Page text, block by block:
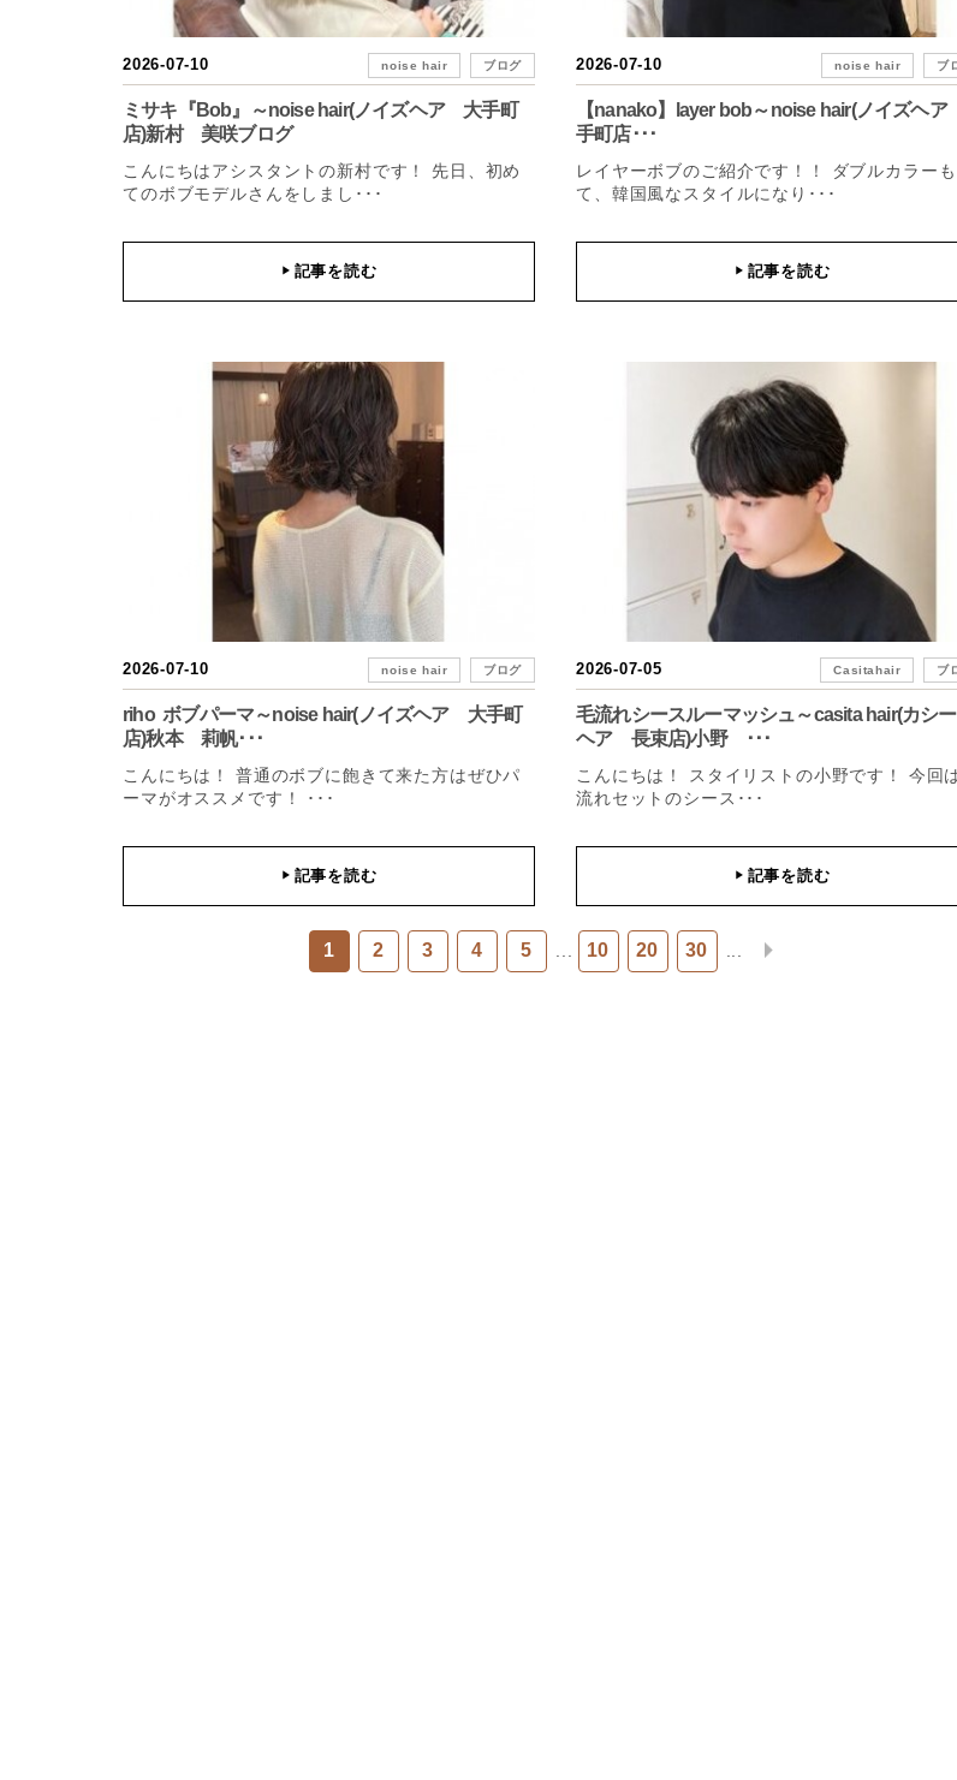
2026-07-10 noise hair ブログ
ミサキ『Bob』～noise hair(ノイズヘア 大手町
店)新村 美咲ブログ
こんにちはアシスタントの新村です！ 先日、初め
てのボブモデルさんをしまし･･･
▶ 記事を読む
2026-07-10 noise hair ブ
【nanako】layer bob～noise hair(ノイズヘ
手町店･･･
レイヤーボブのご紹介です！！ ダブルカラーも
て、韓国風なスタイルになり･･･
▶ 記事を読む
2026-07-10 noise hair ブログ
riho ボブパーマ～noise hair(ノイズヘア 大手町
店)秋本 莉帆･･･
こんにちは！ 普通のボブに飽きて来た方はぜひパ
ーマがオススメです！ ･･･
▶ 記事を読む
2026-07-05 Casitahair ブ
毛流れシースルーマッシュ～casita hair(カシ
ヘア 長束店)小野 ･･･
こんにちは！ スタイリストの小野です！ 今回
流れセットのシース･･･
▶ 記事を読む
1 2 3 4 5 10 20 30